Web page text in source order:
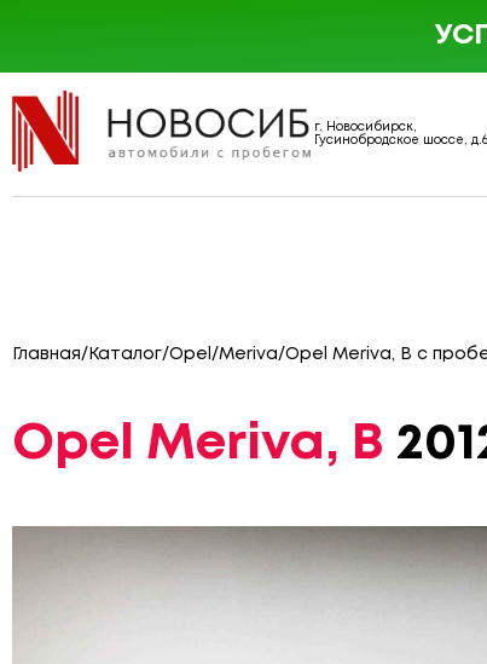
г. Новосибирск,
Гусинобродское шоссе, д.6,
Главная/ Каталог/Opel /Meriva/Opel Meriva, B с
Opel Meriva, B